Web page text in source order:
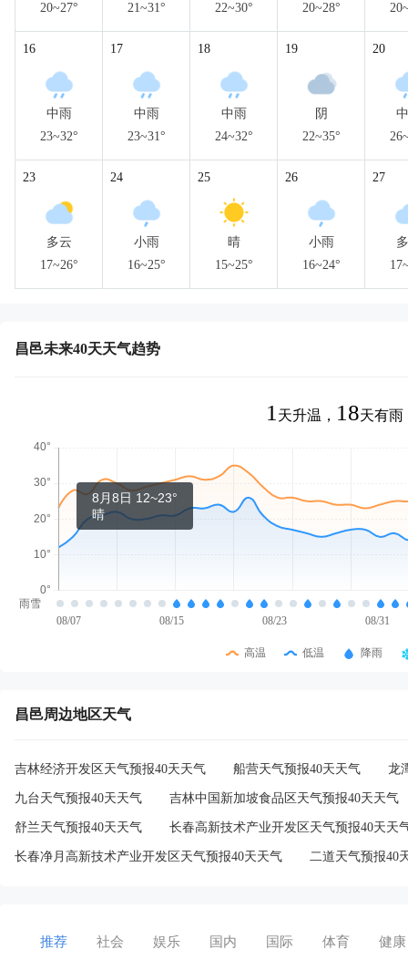
20~27°
21~31°
22~30°
20~28°
16
中雨
23~32°
17
中雨
23~31°
18
中雨
24~32°
19
阴
22~35°
20
23
多云
17~26°
24
小雨
16~25°
25
晴
15~25°
26
小雨
16~24°
27
昌邑未来40天天气趋势
1 天升温， 18天有雨
8月8日 12~23°
晴
雨雪
08/07
08/15 08/23 08/31
高温 低温 降雨
昌邑周边地区天气
吉林经济开发区天气预报40天天气 船营天气预报40天天气 龙
九台天气预报40天天气 吉林中国新加坡食品区天气预报40天天气
舒兰天气预报40天天气 长春高新技术产业开发区天气预报40天天
长春净月高新技术产业开发区天气预报40天天气 二道天气预报40
推荐 社会 娱乐 国内 国际 体育 健康